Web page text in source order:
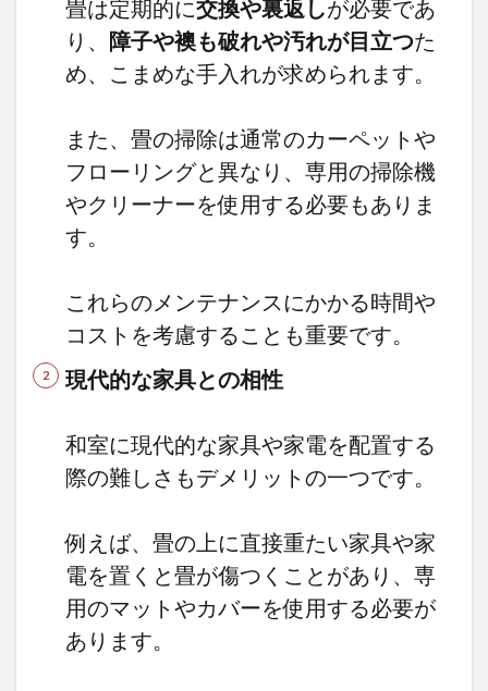
畳は定期的に交換や裏返しが必要であ
り、 障子や襖も破れや汚れが目立つた
め、こまめな手入れが求められます。
また、畳の掃除は通常のカーペットや
フローリングと異なり、専用の掃除機
やクリーナーを使用する必要もありま
す。
これらのメンテナンスにかかる時間や
コストを考慮することも重要です。
現代的な家具との相性
和室に現代的な家具や家電を配置する
際の難しさもデメリットの一つです。
例えば、畳の上に直接重たい家具や家
電を置くと畳が傷つくことがあり、専
用のマットやカバーを使用する必要が
あります。